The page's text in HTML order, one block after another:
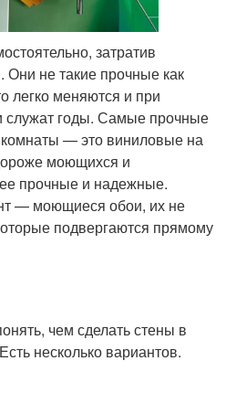
затратив
Они не такие прочные как
легко меняются и при
служат годы. Самые прочные
— это виниловые на
моющихся и
прочные и надежные.
— моющиеся обои, их не
подвергаются прямому
чем сделать стены в
несколько вариантов.